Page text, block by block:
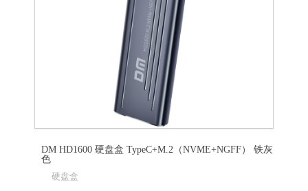
DM HD1600 硬盘盒 TypeC+M.2（NVME+NGFF） 铁灰
色
硬盘盒